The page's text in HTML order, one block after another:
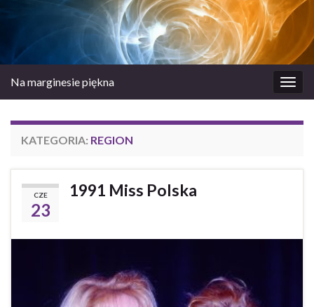
Na marginesie piękna
KATEGORIA: REGION
CZE
23
1991 Miss Polska